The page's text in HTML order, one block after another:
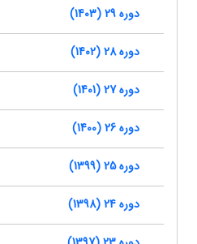
دوره 29 (1403)
دوره 28 (1402)
دوره 27 (1401)
دوره 26 (1400)
دوره 25 (1399)
دوره 24 (1398)